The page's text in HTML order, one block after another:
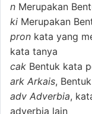
n Merupakan
ki Merupakan
pron kata yang
kata tanya
cak Bentuk kata
ark Arkais,
adv Adverbia,
adverbia lain